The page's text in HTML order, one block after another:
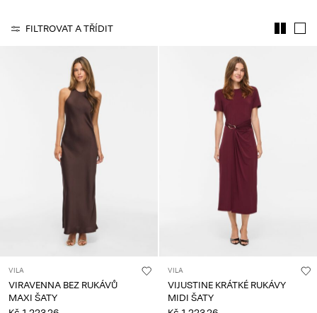
FILTROVAT A TŘÍDIT
VILA
VIRAVENNA BEZ RUKÁVŮ
MAXI ŠATY
VILA
VIJUSTINE KRÁTKÉ RUKÁVY
MIDI ŠATY